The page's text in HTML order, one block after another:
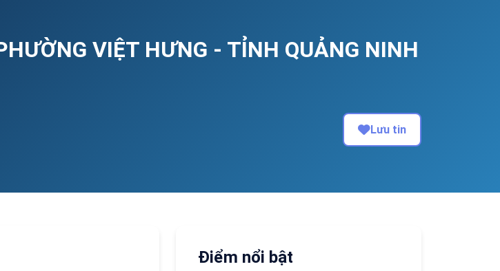
VIỆT HƯNG - TỈNH QUẢNG NINH
Lưu tin
Điểm nổi bật